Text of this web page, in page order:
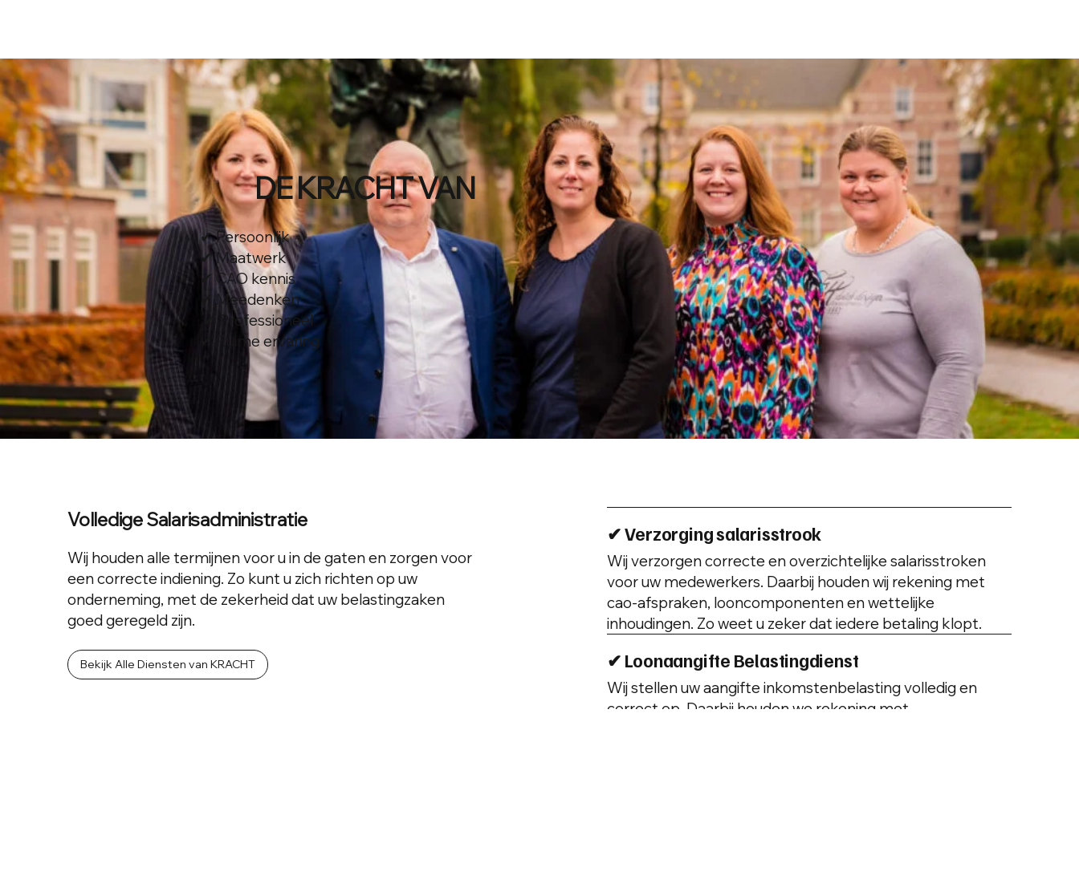
DE KRACHT VAN
✔ Persoonlijk
✔ Maatwerk
✔ CAO kennis
✔ Meedenken
✔ Professioneel
✔ Ruime ervaring
Volledige Salarisadministratie
Wij houden alle termijnen voor u in de gaten en zorgen voor
een correcte indiening. Zo kunt u zich richten op uw
onderneming, met de zekerheid dat uw belastingzaken
goed geregeld zijn.
Bekijk Alle Diensten van KRACHT
✔ Verzorging salarisstrook
Wij verzorgen correcte en overzichtelijke salarisstroken
voor uw medewerkers. Daarbij houden wij rekening met
cao-afspraken, looncomponenten en wettelijke
inhoudingen. Zo weet u zeker dat iedere betaling klopt.
✔ Loonaangifte Belastingdienst
Wij stellen uw aangifte inkomstenbelasting volledig en
correct op. Daarbij houden we rekening met